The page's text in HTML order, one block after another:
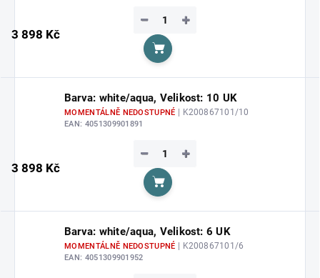
3 898 Kč
+
−
Do košíku
Barva: white/aqua, Velikost: 10 UK
MOMENTÁLNĚ NEDOSTUPNÉ | K200867101/10
EAN: 4051309901891
3 898 Kč
+
−
Do košíku
Barva: white/aqua, Velikost: 6 UK
MOMENTÁLNĚ NEDOSTUPNÉ | K200867101/6
EAN: 4051309901952